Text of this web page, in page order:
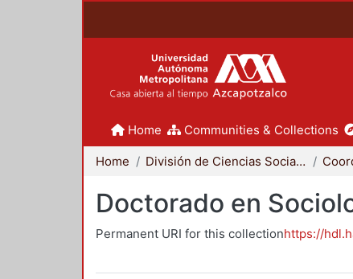
Home Communities & Collections
Home División de Ciencias Sociales y Humanidades
Doctorado en
Permanent URI for this collectionhttps://